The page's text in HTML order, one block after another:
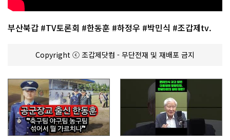
부산북갑 #TV토론회 #한동훈 #하정우 #박민식 #조갑제tv.
Copyright ⓒ 조갑제닷컴 - 무단전재 및 재배포 금지